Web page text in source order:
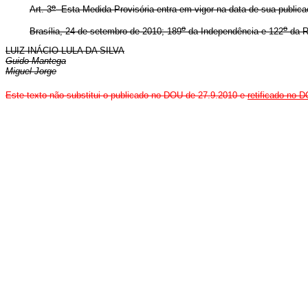
Art. 3oEsta Medida Provisória entra em vigor na data de sua
Brasília, 24 de setembro de 2010; 189oda Independência e 122oda
LUIZ INÁCIO LULA DA SILVA
Guido Mantega
Miguel Jorge
Este texto não substitui o publicado no DOU de 27.9.2010 eretificado no